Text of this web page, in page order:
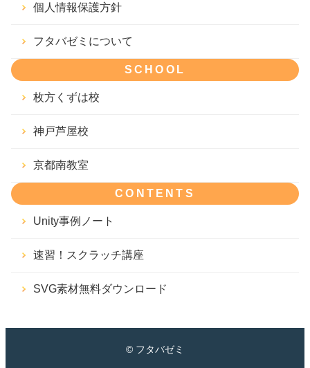
個人情報保護方針
フタバゼミについて
SCHOOL
枚方くずは校
神戸芦屋校
京都南教室
CONTENTS
Unity事例ノート
速習！スクラッチ講座
SVG素材無料ダウンロード
© フタバゼミ